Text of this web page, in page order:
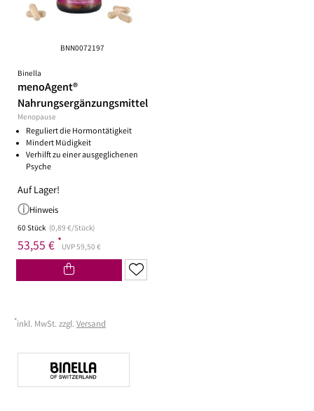
BNN0072197
Binella
menoAgent®
Nahrungsergänzungsmittel
Menopause
Reguliert die Hormontätigkeit
Mindert Müdigkeit
Verhilft zu einer ausgeglichenen
Psyche
Auf Lager!
Hinweis
60 Stück (0,89 €/Stück)
53,55 € *UVP 59,50 €
*inkl. MwSt. zzgl. Versand